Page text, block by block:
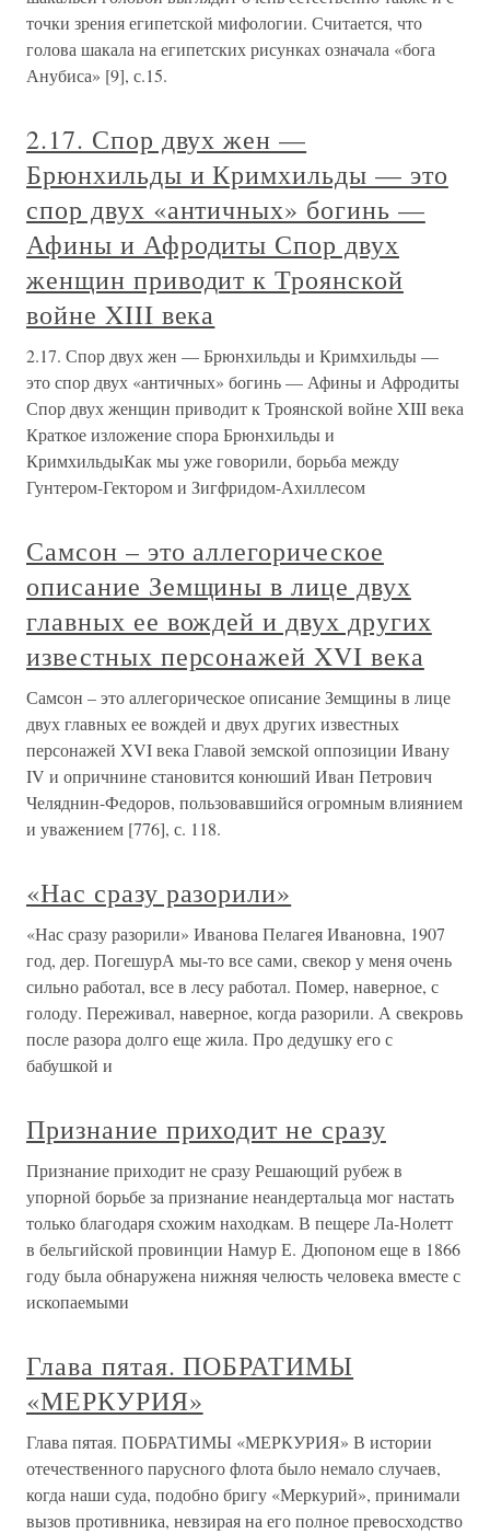
точки зрения египетской мифологии. Считается, что
голова шакала на египетских рисунках означала «бога
Анубиса» [9], с.15.
2.17. Спор двух жен —
Брюнхильды и Кримхильды — это
спор двух «античных» богинь —
Афины и Афродиты Спор двух
женщин приводит к Троянской
войне XIII века
2.17. Спор двух жен — Брюнхильды и Кримхильды —
это спор двух «античных» богинь — Афины и Афродиты
Спор двух женщин приводит к Троянской войне XIII века
Краткое изложение спора Брюнхильды и
КримхильдыКак мы уже говорили, борьба между
Гунтером-Гектором и Зигфридом-Ахиллесом
Самсон – это аллегорическое
описание Земщины в лице двух
главных ее вождей и двух других
известных персонажей XVI века
Самсон – это аллегорическое описание Земщины в лице
двух главных ее вождей и двух других известных
персонажей XVI века Главой земской оппозиции Ивану
IV и опричнине становится конюший Иван Петрович
Челяднин-Федоров, пользовавшийся огромным влиянием
и уважением [776], с. 118.
«Нас сразу разорили»
«Нас сразу разорили» Иванова Пелагея Ивановна, 1907
год, дер. ПогешурА мы-то все сами, свекор у меня очень
сильно работал, все в лесу работал. Помер, наверное, с
голоду. Переживал, наверное, когда разорили. А свекровь
после разора долго еще жила. Про дедушку его с
бабушкой и
Признание приходит не сразу
Признание приходит не сразу Решающий рубеж в
упорной борьбе за признание неандертальца мог настать
только благодаря схожим находкам. В пещере Ла-Нолетт
в бельгийской провинции Намур Е. Дюпоном еще в 1866
году была обнаружена нижняя челюсть человека вместе с
ископаемыми
Глава пятая. ПОБРАТИМЫ
«МЕРКУРИЯ»
Глава пятая. ПОБРАТИМЫ «МЕРКУРИЯ» В истории
отечественного парусного флота было немало случаев,
когда наши суда, подобно бригу «Меркурий», принимали
вызов противника, невзирая на его полное превосходство